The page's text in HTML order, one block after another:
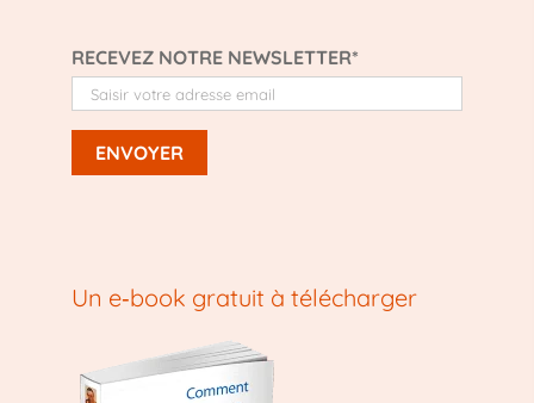
RECEVEZ NOTRE NEWSLETTER*
Un e‑book gratuit à télécharger